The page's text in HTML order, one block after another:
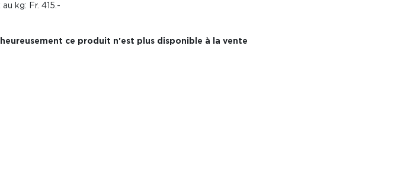
au kg: Fr. 415.-
ce produit n'est plus disponible à la vente